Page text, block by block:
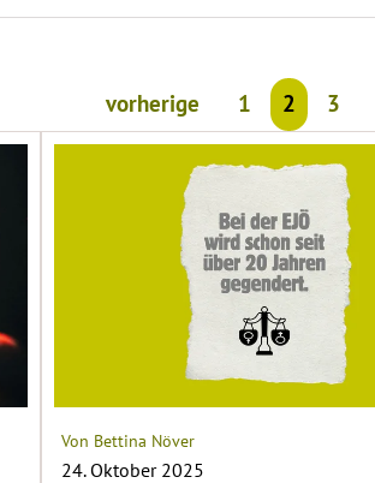
vorherige 1 2 3
Von Bettina Növer
24. Oktober 2025